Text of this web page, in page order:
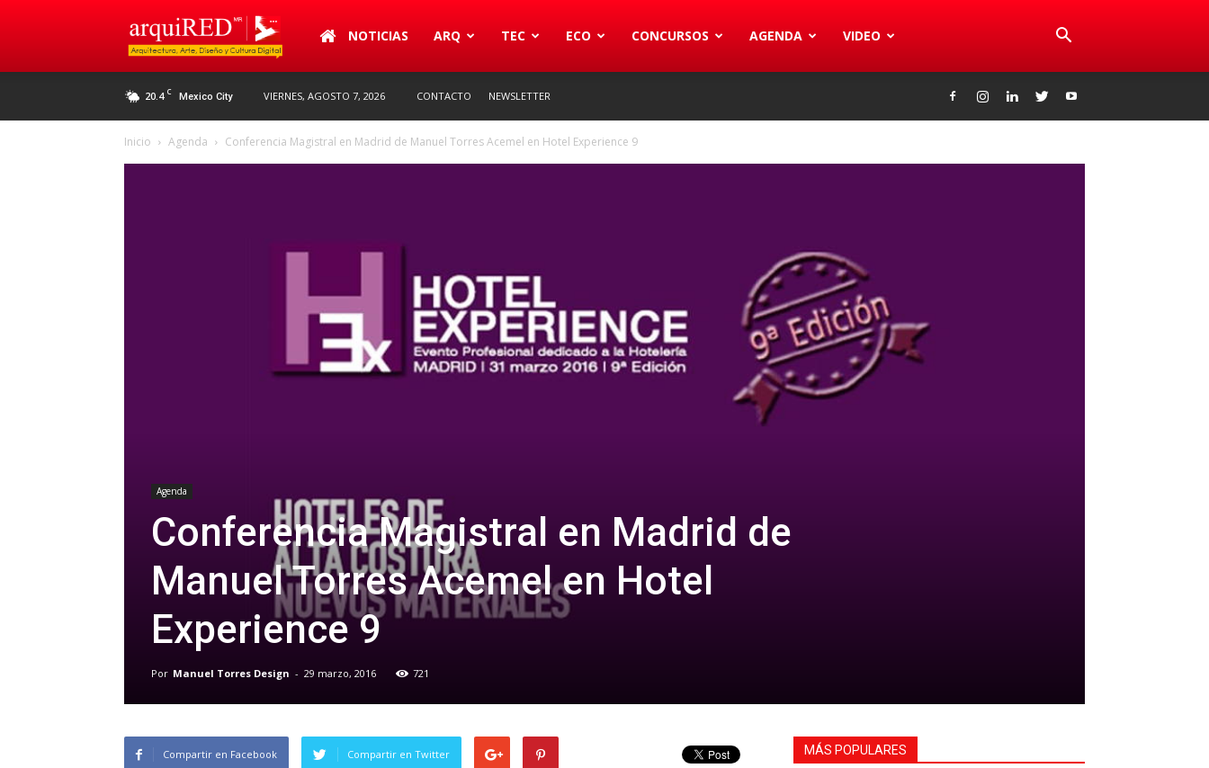
arquiREDNOTICIAS ARQ TEC ECO CONCURSOS AGENDA VIDEO
20.4 C Mexico City VIERNES, AGOSTO 7, 2026 CONTACTO NEWSLETTER
Inicio Agenda Conferencia Magistral en Madrid de Manuel Torres Acemel en Hotel Experience 9
Agenda
Conferencia Magistral en Madrid de
Manuel Torres Acemel en Hotel
Experience 9
Por Manuel Torres Design - 29 marzo, 2016 721
Compartir en Facebook Compartir en Twitter MÁS POPULARES